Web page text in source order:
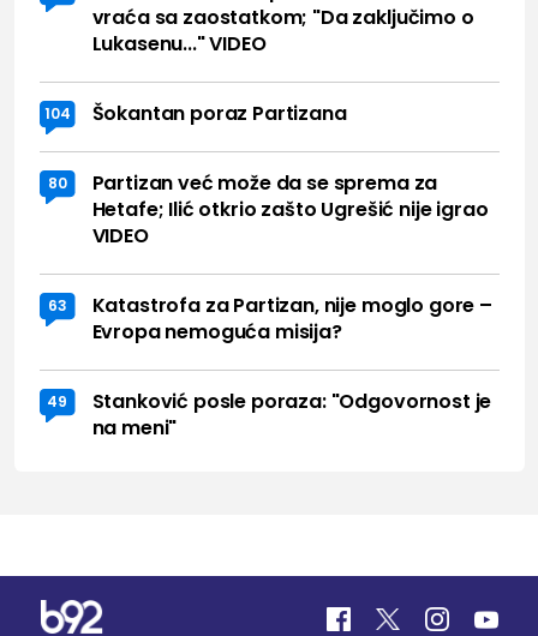
vraća sa zaostatkom; "Da zaključimo o
Lukasenu..." VIDEO
104 Šokantan poraz Partizana
80
Partizan već može da se sprema za
Hetafe; Ilić otkrio zašto Ugrešić nije igrao
VIDEO
63
Katastrofa za Partizan, nije moglo gore –
Evropa nemoguća misija?
49
Stanković posle poraza: "Odgovornost je
na meni"